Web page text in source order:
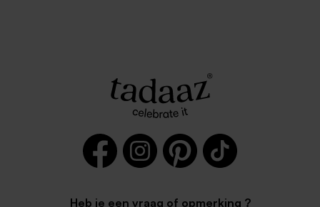
puntklep
Heb je een vraag of opmerking ?